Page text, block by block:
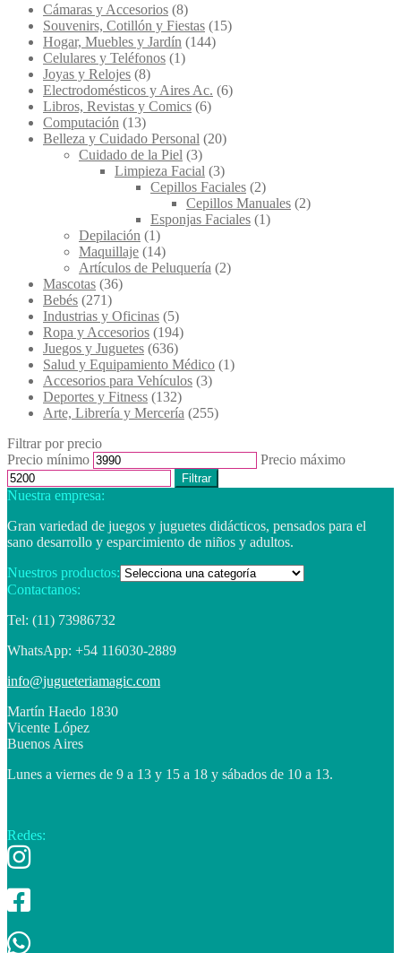
Cámaras y Accesorios (8)
Souvenirs, Cotillón y Fiestas (15)
Hogar, Muebles y Jardín (144)
Celulares y Teléfonos (1)
Joyas y Relojes (8)
Electrodomésticos y Aires Ac. (6)
Libros, Revistas y Comics (6)
Computación (13)
Belleza y Cuidado Personal (20)
Cuidado de la Piel (3)
Limpieza Facial (3)
Cepillos Faciales (2)
Cepillos Manuales (2)
Esponjas Faciales (1)
Depilación (1)
Maquillaje (14)
Artículos de Peluquería (2)
Mascotas (36)
Bebés (271)
Industrias y Oficinas (5)
Ropa y Accesorios (194)
Juegos y Juguetes (636)
Salud y Equipamiento Médico (1)
Accesorios para Vehículos (3)
Deportes y Fitness (132)
Arte, Librería y Mercería (255)
Filtrar por precio
Precio mínimo
Precio máximo
Filtrar
Nuestra empresa:
Gran variedad de juegos y juguetes didácticos, pensados para el
sano desarrollo y esparcimiento de niños y adultos.
Nuestros productos:
Contactanos:
Tel: (11) 73986732
WhatsApp: +54 116030-2889
info@jugueteriamagic.com
Martín Haedo 1830
Vicente López
Buenos Aires
Lunes a viernes de 9 a 13 y 15 a 18 y sábados de 10 a 13.
Redes: